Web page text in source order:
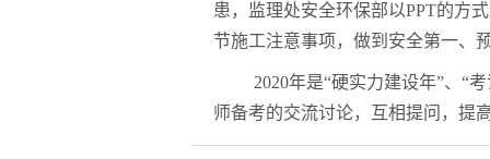
患，监理处安全环保部以PPT的方
节施工注意事项，做到安全第一、
2020年是“硬实力建设年”、“
师备考的交流讨论，互相提问，提